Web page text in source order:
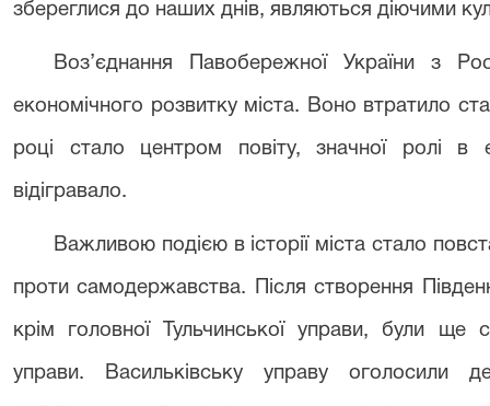
збереглися до наших днів, являються діючими
Воз’єднання Павобережної України з
економічного розвитку міста. Воно втратило
році стало центром повіту, значної ролі в
відігравало.
Важливою подією в історії міста стало
проти самодержавства. Після створення
крім головної Тульчинської управи, були ще
управи. Васильківську управу оголосили